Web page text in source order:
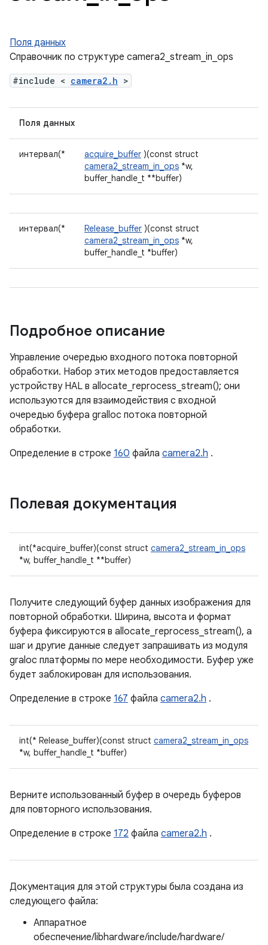
Поля данных
Справочник по структуре camera2_stream_in_ops
#include < camera2.h >
Поля данных
интервал(* acquire_buffer )(const struct
camera2_stream_in_ops *w,
buffer_handle_t **buffer)
интервал(* Release_buffer )(const struct
camera2_stream_in_ops *w,
buffer_handle_t *buffer)
Подробное описание
Управление очередью входного потока повторной
обработки. Набор этих методов предоставляется
устройству HAL в allocate_reprocess_stream(); они
используются для взаимодействия с входной
очередью буфера gralloc потока повторной
обработки.
Определение в строке 160 файла camera2.h .
Полевая документация
int(*acquire_buffer)(const struct camera2_stream_in_ops
*w, buffer_handle_t **buffer)
Получите следующий буфер данных изображения для
повторной обработки. Ширина, высота и формат
буфера фиксируются в allocate_reprocess_stream(), а
шаг и другие данные следует запрашивать из модуля
graloc платформы по мере необходимости. Буфер уже
будет заблокирован для использования.
Определение в строке 167 файла camera2.h .
int(* Release_buffer)(const struct camera2_stream_in_ops
*w, buffer_handle_t *buffer)
Верните использованный буфер в очередь буферов
для повторного использования.
Определение в строке 172 файла camera2.h .
Документация для этой структуры была создана из
следующего файла:
Аппаратное
обеспечение/libhardware/include/hardware/